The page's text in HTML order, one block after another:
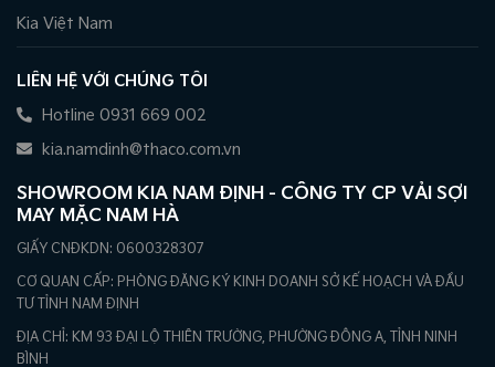
Kia Việt Nam
LIÊN HỆ VỚI CHÚNG TÔI
Hotline 0931 669 002
kia.namdinh@thaco.com.vn
SHOWROOM KIA NAM ĐỊNH - CÔNG TY CP VẢI SỢI
MAY MẶC NAM HÀ
GIẤY CNĐKDN: 0600328307
CƠ QUAN CẤP: PHÒNG ĐĂNG KÝ KINH DOANH SỞ KẾ HOẠCH VÀ ĐẦU
TƯ TỈNH NAM ĐỊNH
ĐỊA CHỈ: KM 93 ĐẠI LỘ THIÊN TRƯỜNG, PHƯỜNG ĐÔNG A, TỈNH NINH
BÌNH